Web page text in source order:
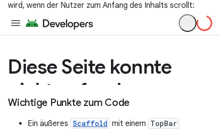
wird, wenn der Nutzer zum Anfang des Inhalts scrollt:
Wichtige Punkte zum Code
Ein äußeres Scaffold mit einem TopBar